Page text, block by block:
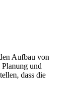
Aufbau von
und
dass die